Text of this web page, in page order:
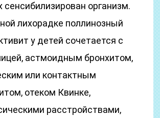
сенсибилизирован организм.
лихорадке поллинозный
у детей сочетается с
астмоидным бронхитом,
или контактным
отеком Квинке,
расстройствами,